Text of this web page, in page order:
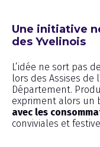
Une initiative
des Yvelinois
L’idée ne sort pas
lors des Assises de
Département.
expriment alors un
avec les
conviviales et